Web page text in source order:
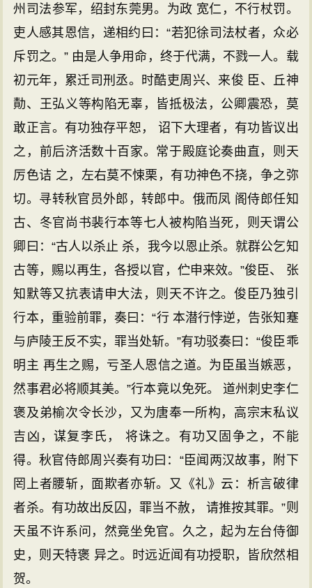
州司法参军，绍封东莞男。为政 宽仁，不行杖罚。
吏人感其恩信，递相约曰：“若犯徐司法杖者，众必
斥罚之。” 由是人争用命，终于代满，不戮一人。载
初元年，累迁司刑丞。时酷吏周兴、来俊 臣、丘神
勣、王弘义等构陷无辜，皆抵极法，公卿震恐，莫
敢正言。有功独存平恕， 诏下大理者，有功皆议出
之，前后济活数十百家。常于殿庭论奏曲直，则天
厉色诘 之，左右莫不悚栗，有功神色不挠，争之弥
切。寻转秋官员外郎，转郎中。俄而凤 阁侍郎任知
古、冬官尚书裴行本等七人被构陷当死，则天谓公
卿曰：“古人以杀止 杀，我今以恩止杀。就群公乞知
古等，赐以再生，各授以官，伫申来效。”俊臣、 张
知默等又抗表请申大法，则天不许之。俊臣乃独引
行本，重验前罪，奏曰：“行 本潜行悖逆，告张知蹇
与庐陵王反不实，罪当处斩。”有功驳奏曰：“俊臣乖
明主 再生之赐，亏圣人恩信之道。为臣虽当嫉恶，
然事君必将顺其美。”行本竟以免死。 道州刺史李仁
褒及弟榆次令长沙，又为唐奉一所构，高宗末私议
吉凶，谋复李氏， 将诛之。有功又固争之，不能
得。秋官侍郎周兴奏有功曰：“臣闻两汉故事，附下
罔上者腰斩，面欺者亦斩。又《礼》云：析言破律
者杀。有功故出反囚，罪当不赦， 请推按其罪。”则
天虽不许系问，然竟坐免官。久之，起为左台侍御
史，则天特褒 异之。时远近闻有功授职，皆欣然相
贺。